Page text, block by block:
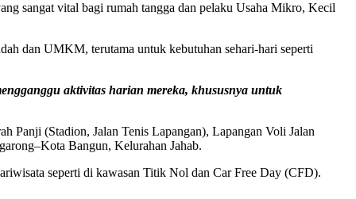
sangat vital bagi rumah tangga dan pelaku Usaha Mikro, Kecil
dan UMKM, terutama untuk kebutuhan sehari-hari seperti
aktivitas harian mereka, khususnya untuk
Panji (Stadion, Jalan Tenis Lapangan), Lapangan Voli Jalan
Bangun, Kelurahan Jahab.
seperti di kawasan Titik Nol dan Car Free Day (CFD).